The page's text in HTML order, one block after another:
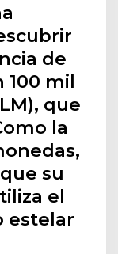
de
100 mil
que
la
su
el
estelar